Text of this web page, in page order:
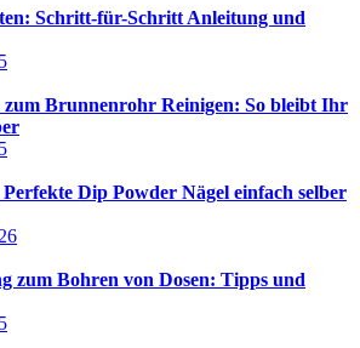
Schritt-für-Schritt Anleitung und
zum Brunnenrohr Reinigen: So bleibt Ihr
Dip Powder Nägel einfach selber
zum Bohren von Dosen: Tipps und